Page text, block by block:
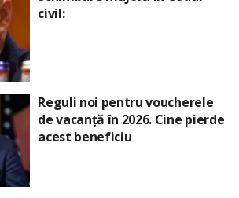
civil:
Reguli noi pentru voucherele
de vacanță în 2026. Cine pierde
acest beneficiu